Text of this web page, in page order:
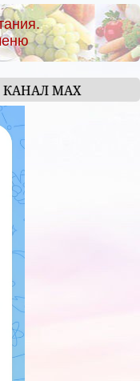
МАХ